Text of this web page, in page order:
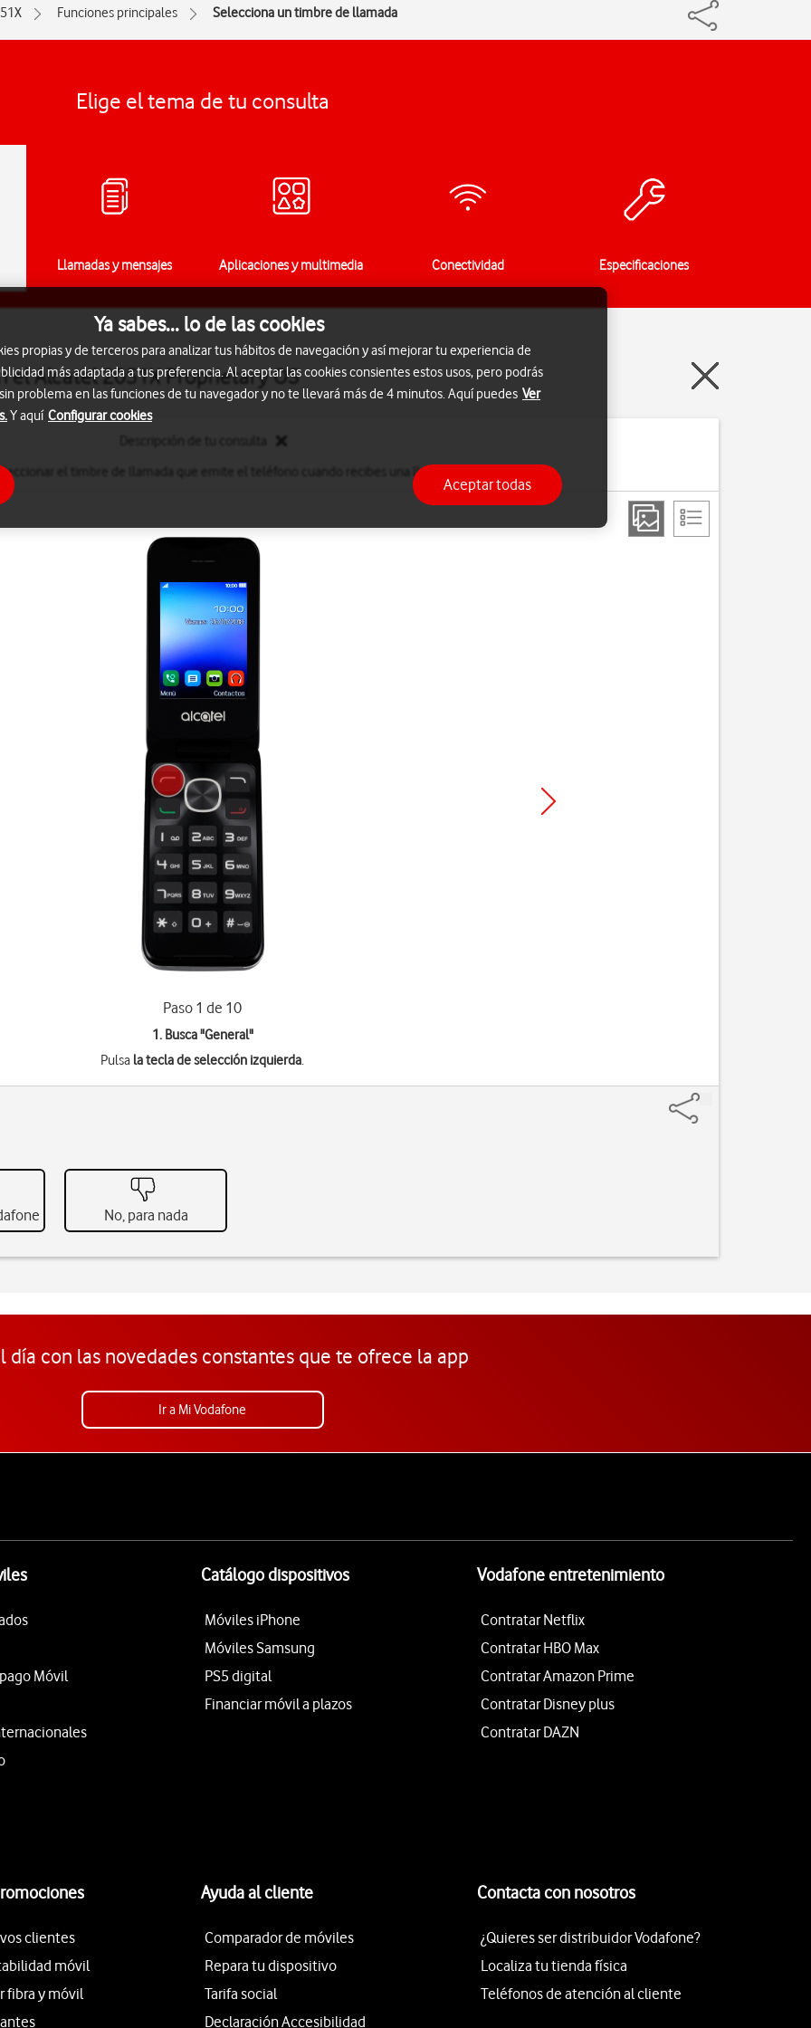
Funciones principales Selecciona un timbre de llamada
Elige el tema de tu consulta
Llamadas y mensajes Aplicaciones y multimedia Conectividad Especificaciones
Alcatel 2051X Proprietary OS
el timbre de llamada que emite el teléfono cuando recibes una llamada.
Paso 1 de 10
1. Busca "General"
Pulsa la tecla de selección izquierda.
No, para nada
día con las novedades constantes que te ofrece la app
Ir a Mi Vodafone
Móvil
Catálogo dispositivos
Móviles iPhone
Móviles Samsung
PS5 digital
Financiar móvil a plazos
Vodafone entretenimiento
Contratar Netflix
Contratar HBO Max
Contratar Amazon Prime
Contratar Disney plus
Contratar DAZN
clientes
móvil
fibra y móvil
Ayuda al cliente
Comparador de móviles
Repara tu dispositivo
Tarifa social
Declaración Accesibilidad
Contacta con nosotros
¿Quieres ser distribuidor Vodafone?
Localiza tu tienda física
Teléfonos de atención al cliente
Ya sabes... lo de las cookies
propias y de terceros para analizar tus hábitos de navegación y así mejorar tu experiencia de
más adaptada a tus preferencia. Al aceptar las cookies consientes estos usos, pero podrás
problema en las funciones de tu navegador y no te llevará más de 4 minutos. Aquí puedes Ver
Y aquí Configurar cookies
Aceptar todas